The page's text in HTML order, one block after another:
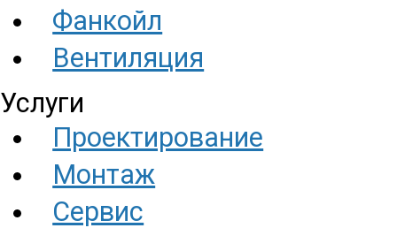
Фанкойл
Вентиляция
Услуги
Проектирование
Монтаж
Сервис